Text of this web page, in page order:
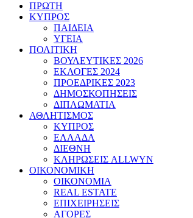
ΠΡΩΤΗ
ΚΥΠΡΟΣ
ΠΑΙΔΕΙΑ
ΥΓΕΙΑ
ΠΟΛΙΤΙΚΗ
ΒΟΥΛΕΥΤΙΚΕΣ 2026
ΕΚΛΟΓΕΣ 2024
ΠΡΟΕΔΡΙΚΕΣ 2023
ΔΗΜΟΣΚΟΠΗΣΕΙΣ
ΔΙΠΛΩΜΑΤΙΑ
ΑΘΛΗΤΙΣΜΟΣ
ΚΥΠΡΟΣ
ΕΛΛΑΔΑ
ΔΙΕΘΝΗ
ΚΛΗΡΩΣΕΙΣ ALLWYN
ΟΙΚΟΝΟΜΙΚΗ
ΟΙΚΟΝΟΜΙΑ
REAL ESTATE
ΕΠΙΧΕΙΡΗΣΕΙΣ
ΑΓΟΡΕΣ